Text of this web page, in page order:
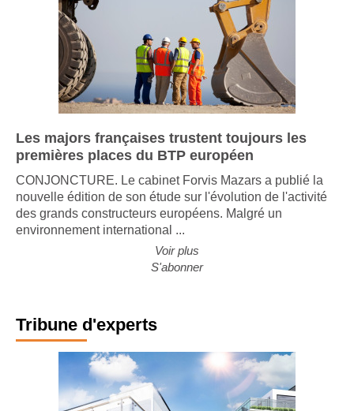
Les majors françaises trustent toujours les
premières places du BTP européen
CONJONCTURE. Le cabinet Forvis Mazars a publié la
nouvelle édition de son étude sur l'évolution de l'activité
des grands constructeurs européens. Malgré un
environnement international ...
Voir plus
S'abonner
Tribune d'experts